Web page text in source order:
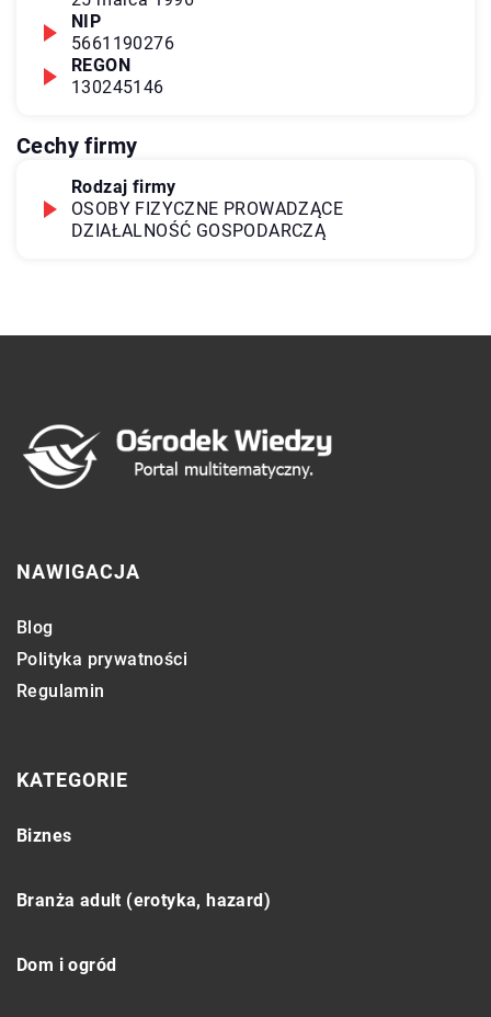
NIP
5661190276
REGON
130245146
Cechy firmy
Rodzaj firmy
OSOBY FIZYCZNE PROWADZĄCE
DZIAŁALNOŚĆ GOSPODARCZĄ
NAWIGACJA
Blog
Polityka prywatności
Regulamin
KATEGORIE
Biznes
Branża adult (erotyka, hazard)
Dom i ogród